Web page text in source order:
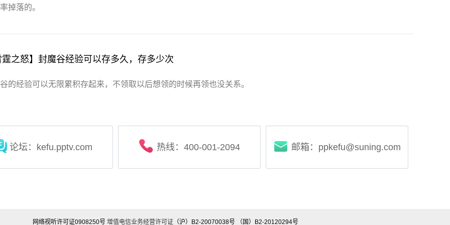
掉落的。
霆之怒】封魔谷经验可以存多久，存多少次
的经验可以无限累积存起来，不领取以后想领的时候再领也没关系。
论坛：kefu.pptv.com 热线：400-001-2094 邮箱：ppkefu@suning.com
网络视听许可证0908250号增值电信业务经营许可证 （沪）B2-20070038号 （国）B2-20120294号